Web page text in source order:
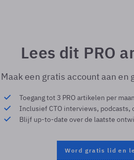
Lees dit PRO
Maak een gratis account aan en
Toegang tot 3 PRO artikelen per
Inclusief CTO interviews, podcasts,
Blijf up-to-date over de laatste
Word gratis lid en